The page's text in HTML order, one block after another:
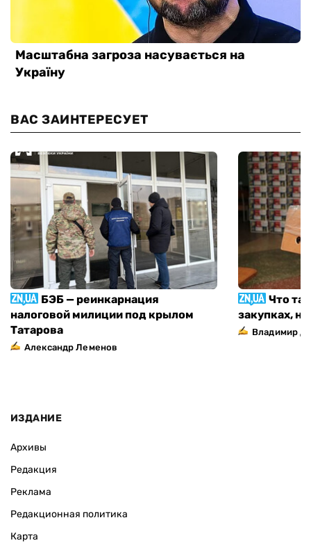
ВАС ЗАИНТЕРЕСУЕТ
БЭБ — реинкарнация
налоговой милиции под крылом
Татарова
Александр Леменов
Что
закупках,
Владимир
ИЗДАНИЕ
Архивы
Редакция
Реклама
Редакционная политика
Карта